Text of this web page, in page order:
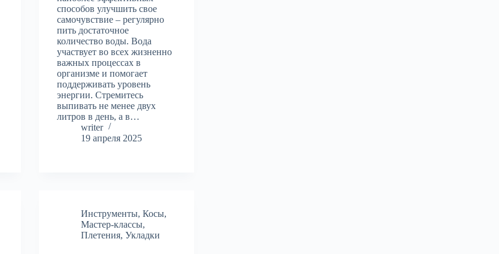
способов улучшить свое
самочувствие – регулярно
пить достаточное
количество воды. Вода
участвует во всех жизненно
важных процессах в
организме и помогает
поддерживать уровень
энергии. Стремитесь
выпивать не менее двух
литров в день, а в…
writer
19 апреля 2025
Инструменты,Косы,
Мастер-классы,
Плетения,Укладки